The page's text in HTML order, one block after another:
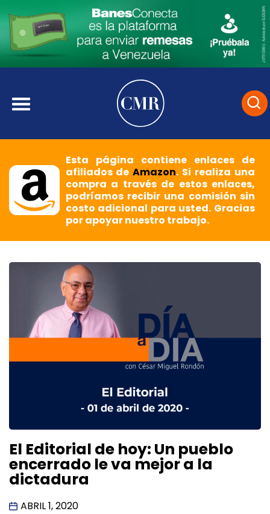
Esta página contiene enlaces de
afiliados deAmazon. Si realiza una
compra a través de estos enlaces,
podríamos recibir una comisión sin
costo adicional para usted. Gracias
por apoyar nuestro trabajo.
El Editorial de hoy: Un pueblo
encerrado le va mejor a la
dictadura
ABRIL 1, 2020